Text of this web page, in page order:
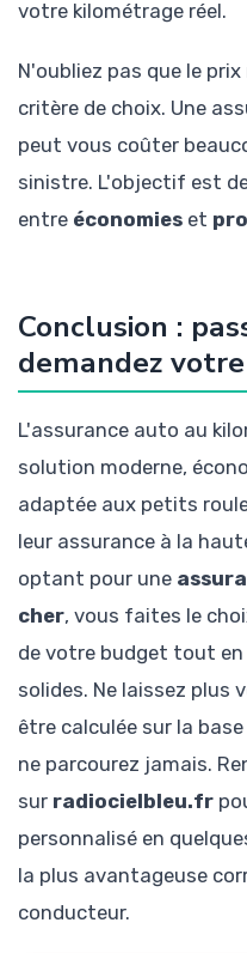
votre kilométrage réel.
N'oubliez pas que le
critère de choix. Une
peut vous coûter
sinistre. L'objectif est
entre économies et
Conclusion :
demandez
L'assurance auto au
solution moderne,
adaptée aux petits
leur assurance à la
optant pour une
cher, vous faites le
de votre budget tout
solides. Ne laissez
être calculée sur la
ne parcourez jamais.
sur radiocielbleu.fr
personnalisé en
la plus avantageuse
conducteur.